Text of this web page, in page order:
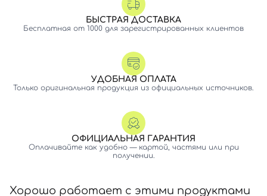
БЫСТРАЯ ДОСТАВКА
Бесплатная от 1000 для зарегистрированных клиентов
УДОБНАЯ ОПЛАТА
Только оригинальная продукция из официальных источников.
ОФИЦИАЛЬНАЯ ГАРАНТИЯ
Оплачивайте как удобно — картой, частями или при
получении.
Хорошо работает с этими продуктами